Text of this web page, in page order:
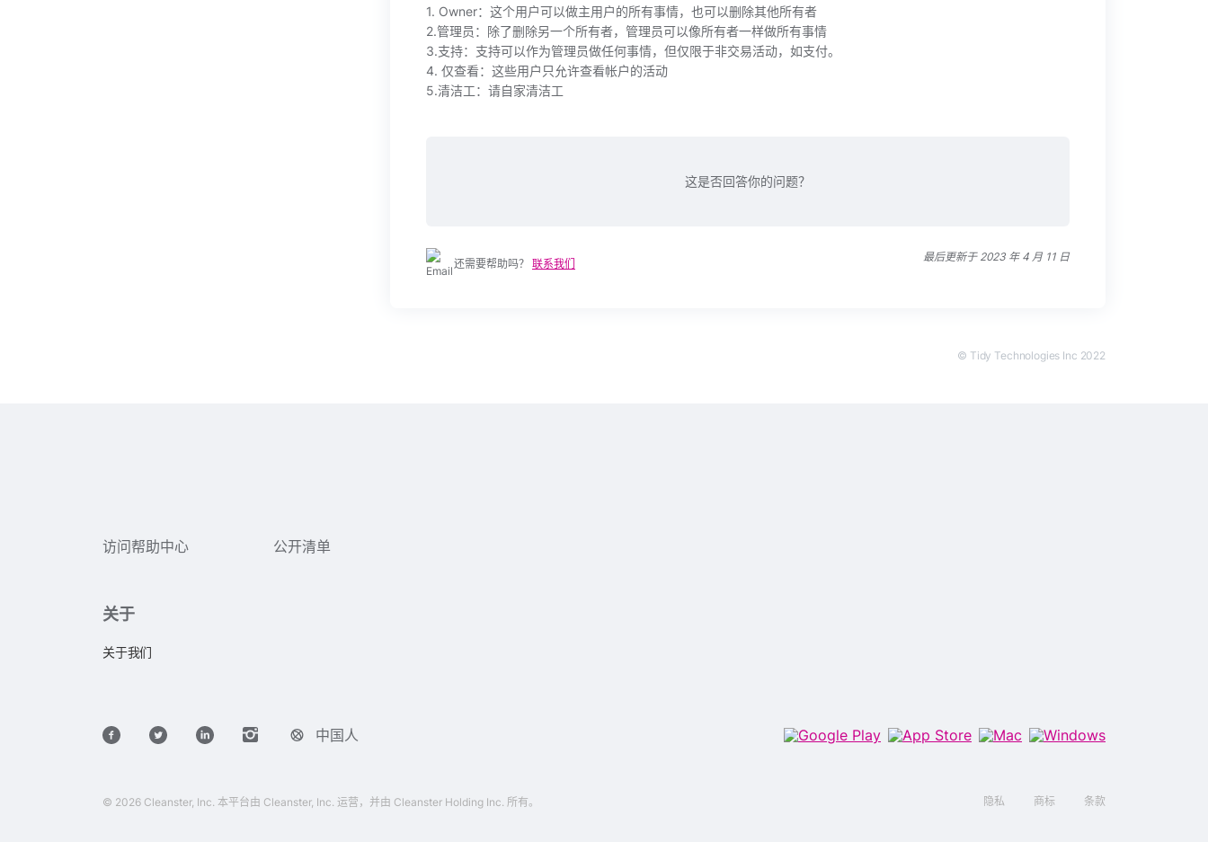
1. Owner：这个用户可以做主用户的所有事情，也可以删除其他所有者
2.管理员：除了删除另一个所有者，管理员可以像所有者一样做所有事情
3.支持：支持可以作为管理员做任何事情，但仅限于非交易活动，如支付。
4. 仅查看：这些用户只允许查看帐户的活动
5.清洁工：请自家清洁工
这是否回答你的问题？
还需要帮助吗？ 联系我们
最后更新于 2023 年 4 月 11 日
© Tidy Technologies Inc 2022
访问帮助中心 公开清单
关于
关于我们
中国人
© 2026 Cleanster, Inc. 本平台由 Cleanster, Inc. 运营，并由 Cleanster Holding Inc. 所有。 隐私 商标 条款